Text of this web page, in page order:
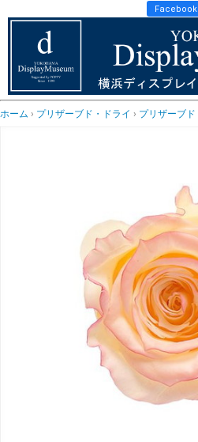
Facebook
ホーム プリザーブド・ドライ プリザーブド